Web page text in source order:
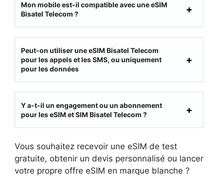
Mon mobile est-il compatible avec une eSIM
Bisatel Telecom ?
Peut-on utiliser une eSIM Bisatel Telecom
pour les appels et les SMS, ou uniquement
pour les données
Y a-t-il un engagement ou un abonnement
pour les eSIM et SIM Bisatel Telecom ?
Vous souhaitez recevoir une eSIM de test
gratuite, obtenir un devis personnalisé ou lancer
votre propre offre eSIM en marque blanche ?